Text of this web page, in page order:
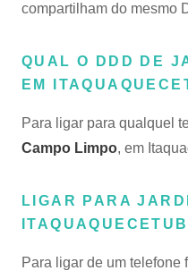
compartilham do mesmo
QUAL O DDD DE
EM
Para ligar para qualquel
Campo Limpo, em
LIGAR PARA
Para ligar de um telefone